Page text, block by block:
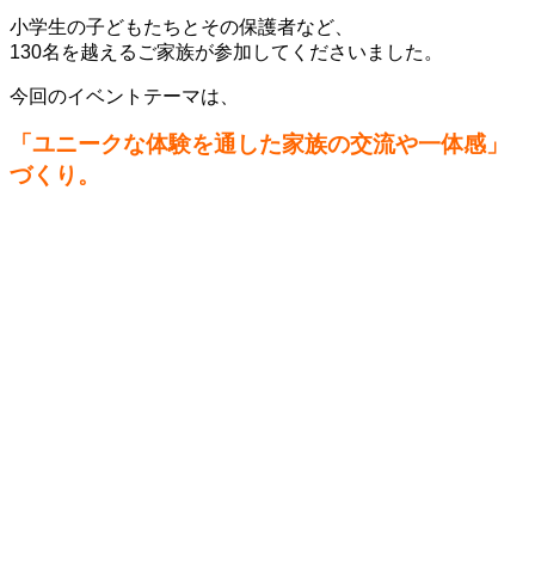
小学生の子どもたちとその保護者など、
130名を越えるご家族が参加してくださいました。
今回のイベントテーマは、
「ユニークな体験を通した家族の交流や一体感」
づくり。